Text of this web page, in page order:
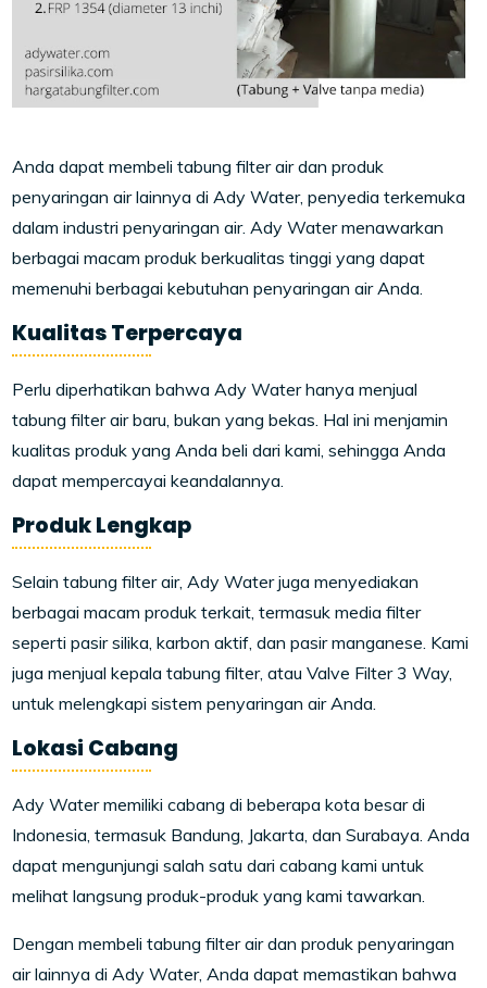
Anda dapat membeli tabung filter air dan produk
penyaringan air lainnya di Ady Water, penyedia terkemuka
dalam industri penyaringan air. Ady Water menawarkan
berbagai macam produk berkualitas tinggi yang dapat
memenuhi berbagai kebutuhan penyaringan air Anda.
Kualitas Terpercaya
Perlu diperhatikan bahwa Ady Water hanya menjual
tabung filter air baru, bukan yang bekas. Hal ini menjamin
kualitas produk yang Anda beli dari kami, sehingga Anda
dapat mempercayai keandalannya.
Produk Lengkap
Selain tabung filter air, Ady Water juga menyediakan
berbagai macam produk terkait, termasuk media filter
seperti pasir silika, karbon aktif, dan pasir manganese. Kami
juga menjual kepala tabung filter, atau Valve Filter 3 Way,
untuk melengkapi sistem penyaringan air Anda.
Lokasi Cabang
Ady Water memiliki cabang di beberapa kota besar di
Indonesia, termasuk Bandung, Jakarta, dan Surabaya. Anda
dapat mengunjungi salah satu dari cabang kami untuk
melihat langsung produk-produk yang kami tawarkan.
Dengan membeli tabung filter air dan produk penyaringan
air lainnya di Ady Water, Anda dapat memastikan bahwa